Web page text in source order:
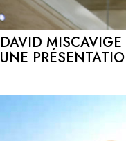
DAVID MISCAVIGE
UNE